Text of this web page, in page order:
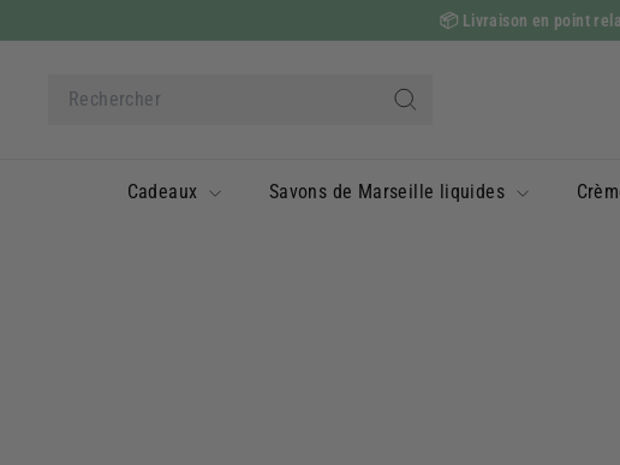
au
📦 Livraison en point
Search
Cadeaux Savons de Marseille liquides